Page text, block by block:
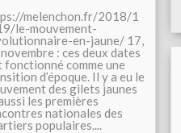
melenchon.fr/2018/1
le-mouvement-
en-jaune/ 17,
: ces deux dates
fonctionné comme une
d’époque. Il y a eu le
des gilets jaunes
les premières
nationales des
populaires....